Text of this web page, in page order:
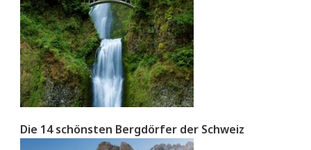
Die 14 schönsten Bergdörfer der Schweiz